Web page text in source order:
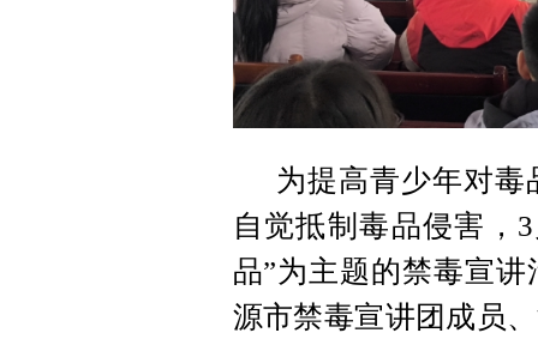
为提高青少年对
自觉抵制毒品侵害，
品”为主题的禁毒宣
源市禁毒宣讲团成员